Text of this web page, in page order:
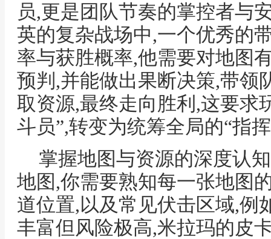
员,更是团队节奏的掌控者与
英的复杂战场中,一个优秀的
率与获胜概率,他需要对地图
预判,并能做出果断决策,带领
取资源,最终走向胜利,这要求
斗员”,转变为统筹全局的“指
掌握地图与资源的深度认
地图,你需要熟知每一张地图
道位置,以及常见伏击区域,例
丰富但风险极高,米拉玛的皮